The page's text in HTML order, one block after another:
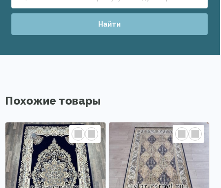
Найти
Похожие товары